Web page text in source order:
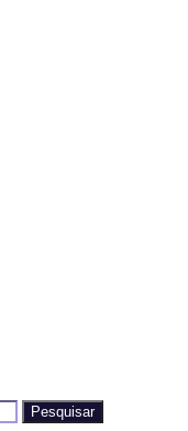
Pesquisar